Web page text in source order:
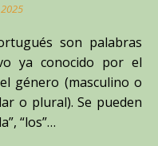
ya conocido por el
género (masculino o
o plural). Se pueden
“los”…